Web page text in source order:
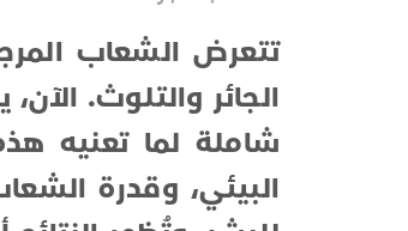
تتعرض الشعاب
شاملة لما تعنيه
البيئي، وقدرة